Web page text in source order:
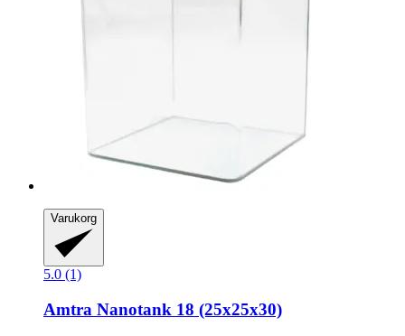
Varukorg
5.0 (1)
Amtra Nanotank 18 (25x25x30)